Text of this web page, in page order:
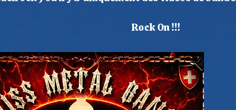
On !!!